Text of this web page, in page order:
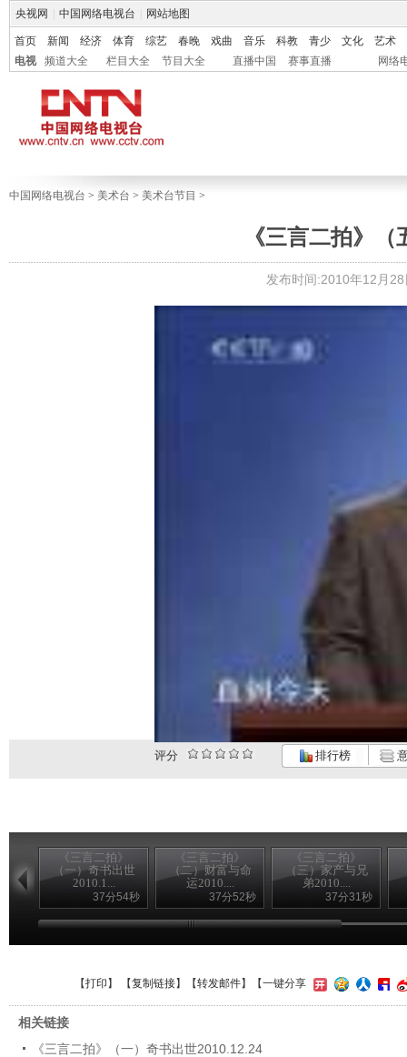
央视网 中国网络电视台 网站地图
首页 新闻 经济 体育 综艺 春晚 戏曲 音乐 科教 青少 文化
艺术
电视
频道大全 栏目大全 节目大全 直播中国 赛事直播 网络
中国网络电视台 > 美术台 > 美术台节目 >
《三言二拍》（
发布时间:2010年12月
评分 排行榜
《三言二拍》
（一）奇书出世
2010.1...
37分54秒
《三言二拍》
（二）财富与命
运2010....
37分52秒
《三言二拍》
（三）家产与兄
弟2010....
37分31秒
【打印 】 【复制链接】【转发邮件】 【一键分享
相关链接
《三言二拍》（一）奇书出世2010.12.24